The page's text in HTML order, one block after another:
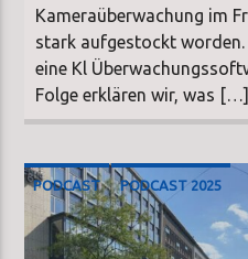
Kameraüberwachung im
stark aufgestockt
eine Kl
Folge erklären wir, was […]
PODCAST PODCAST 2025